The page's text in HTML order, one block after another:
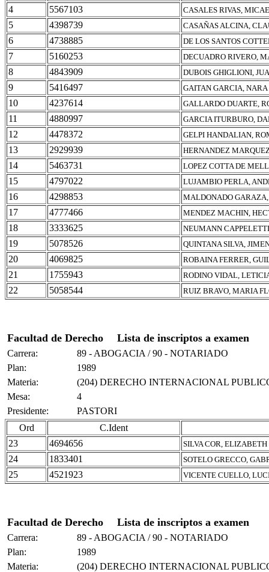
4 5567103 CASALES RIVAS,
5 4398739 CASAÑAS ALCINA,
6 4738885 DE LOS SANTOS
7 5160253 DECUADRO RIVERO,
8 4843909 DUBOIS GHIGLIONI,
9 5416497 GAITAN GARCIA, NARA
10 4237614 GALLARDO DUARTE,
11 4880997 GARCIA ITURBURO,
12 4478372 GELPI HANDALIAN,
13 2929939 HERNANDEZ
14 5463731 LOPEZ COTTA DE
15 4797022 LUJAMBIO PERLA,
16 4298853 MALDONADO
17 4777466 MENDEZ MACHIN,
18 3333625 NEUMANN
19 5078526 QUINTANA SILVA,
20 4069825 ROBAINA FERRER,
21 1755943 RODINO VIDAL,
22 5058544 RUIZ BRAVO, MARIA
Facultad de Derecho Lista de inscriptos a examen
Carrera:
89 - ABOGACIA / 90 - NOTARIADO
Plan:
1989
Materia:
(204) DERECHO INTERNACIONAL
Mesa:
4
Presidente:
PASTORI
Ord
C.Ident
23
4694656 SILVA COR,
24 1833401 SOTELO GRECCO,
25 4521923 VICENTE CUELLO,
Facultad de Derecho Lista de inscriptos a examen
Carrera:
89 - ABOGACIA / 90 - NOTARIADO
Plan:
1989
Materia:
(204) DERECHO INTERNACIONAL